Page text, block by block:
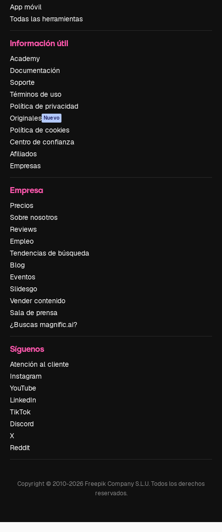
App móvil
Todas las herramientas
Información útil
Academy
Documentación
Soporte
Términos de uso
Política de privacidad
Originales Nuevo
Política de cookies
Centro de confianza
Afiliados
Empresas
Empresa
Precios
Sobre nosotros
Reviews
Empleo
Tendencias de búsqueda
Blog
Eventos
Slidesgo
Vender contenido
Sala de prensa
¿Buscas magnific.ai?
Síguenos
Atención al cliente
Instagram
YouTube
LinkedIn
TikTok
Discord
X
Reddit
Copyright © 2010-2026 Freepik Company S.L.U.Todos los derechos
reservados.